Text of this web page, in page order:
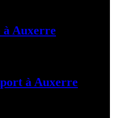
Auxerre
à Auxerre